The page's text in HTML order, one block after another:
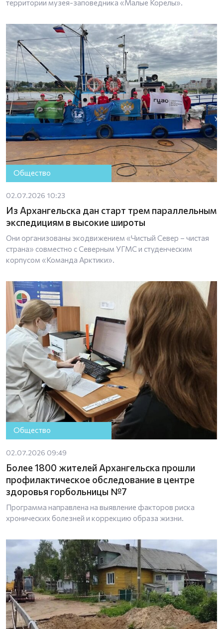
территории музея-заповедника «Малые Корелы».
Общество
02.07.2026 10:23
Из Архангельска дан старт трем параллельным
экспедициям в высокие широты
Они организованы экодвижением «Чистый Север – чистая
страна» совместно с Северным УГМС и студенческим
корпусом «Команда Арктики».
Общество
02.07.2026 09:49
Более 1800 жителей Архангельска прошли
профилактическое обследование в центре
здоровья горбольницы №7
Программа направлена на выявление факторов риска
хронических болезней и коррекцию образа жизни.